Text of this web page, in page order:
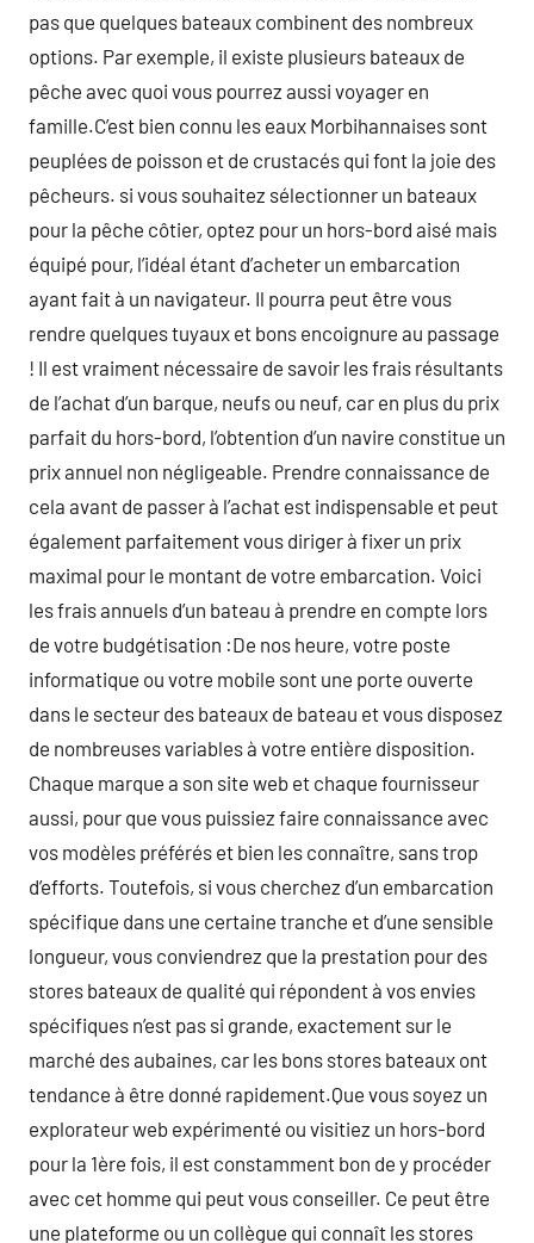
pas que quelques bateaux combinent des nombreux
options. Par exemple, il existe plusieurs bateaux de
pêche avec quoi vous pourrez aussi voyager en
famille.C’est bien connu les eaux Morbihannaises sont
peuplées de poisson et de crustacés qui font la joie des
pêcheurs. si vous souhaitez sélectionner un bateaux
pour la pêche côtier, optez pour un hors-bord aisé mais
équipé pour, l’idéal étant d’acheter un embarcation
ayant fait à un navigateur. Il pourra peut être vous
rendre quelques tuyaux et bons encoignure au passage
! Il est vraiment nécessaire de savoir les frais résultants
de l’achat d’un barque, neufs ou neuf, car en plus du prix
parfait du hors-bord, l’obtention d’un navire constitue un
prix annuel non négligeable. Prendre connaissance de
cela avant de passer à l’achat est indispensable et peut
également parfaitement vous diriger à fixer un prix
maximal pour le montant de votre embarcation. Voici
les frais annuels d’un bateau à prendre en compte lors
de votre budgétisation :De nos heure, votre poste
informatique ou votre mobile sont une porte ouverte
dans le secteur des bateaux de bateau et vous disposez
de nombreuses variables à votre entière disposition.
Chaque marque a son site web et chaque fournisseur
aussi, pour que vous puissiez faire connaissance avec
vos modèles préférés et bien les connaître, sans trop
d’efforts. Toutefois, si vous cherchez d’un embarcation
spécifique dans une certaine tranche et d’une sensible
longueur, vous conviendrez que la prestation pour des
stores bateaux de qualité qui répondent à vos envies
spécifiques n’est pas si grande, exactement sur le
marché des aubaines, car les bons stores bateaux ont
tendance à être donné rapidement.Que vous soyez un
explorateur web expérimenté ou visitiez un hors-bord
pour la 1ère fois, il est constamment bon de y procéder
avec cet homme qui peut vous conseiller. Ce peut être
une plateforme ou un collègue qui connaît les stores